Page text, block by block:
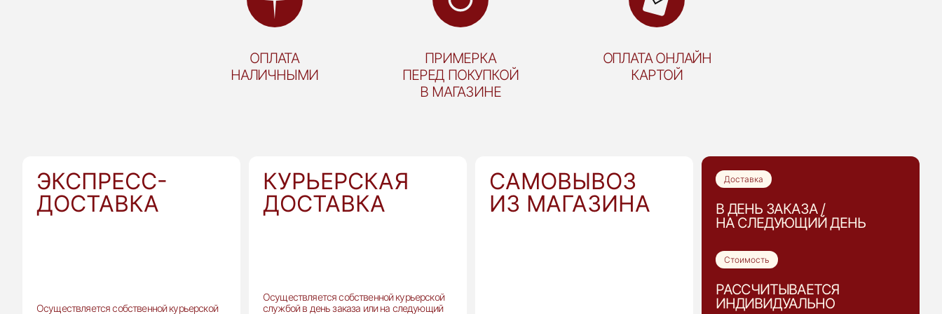
ОПЛАТА
НАЛИЧНЫМИ
ПРИМЕРКА
ПЕРЕД ПОКУПКОЙ
В МАГАЗИНЕ
ОПЛАТА ОНЛАЙН
КАРТОЙ
ЭКСПРЕСС-
ДОСТАВКА
Осуществляется собственной курьерской
КУРЬЕРСКАЯ
ДОСТАВКА
Осуществляется собственной курьерской
службой в день заказа или на следующий
САМОВЫВОЗ
ИЗ МАГАЗИНА
Доставка
В ДЕНЬ ЗАКАЗА /
НА СЛЕДУЮЩИЙ ДЕНЬ
Стоимость
РАССЧИТЫВАЕТСЯ
ИНДИВИДУАЛЬНО